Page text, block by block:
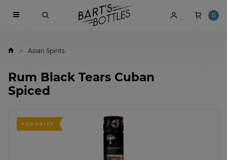
0
Asian Spirits
Rum Black Tears Cuban
Spiced
FAVORIET